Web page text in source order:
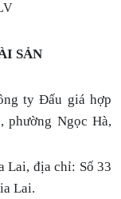
SẢN
ty Đấu giá hợp
phường Ngọc Hà,
Lai, địa chỉ: Số 33
Lai.